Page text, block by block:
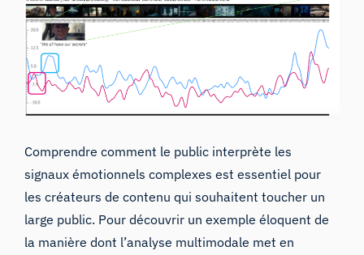
Comprendre comment le public interprète les
signaux émotionnels complexes est essentiel pour
les créateurs de contenu qui souhaitent toucher un
large public. Pour découvrir un exemple éloquent de
la manière dont l’analyse multimodale met en